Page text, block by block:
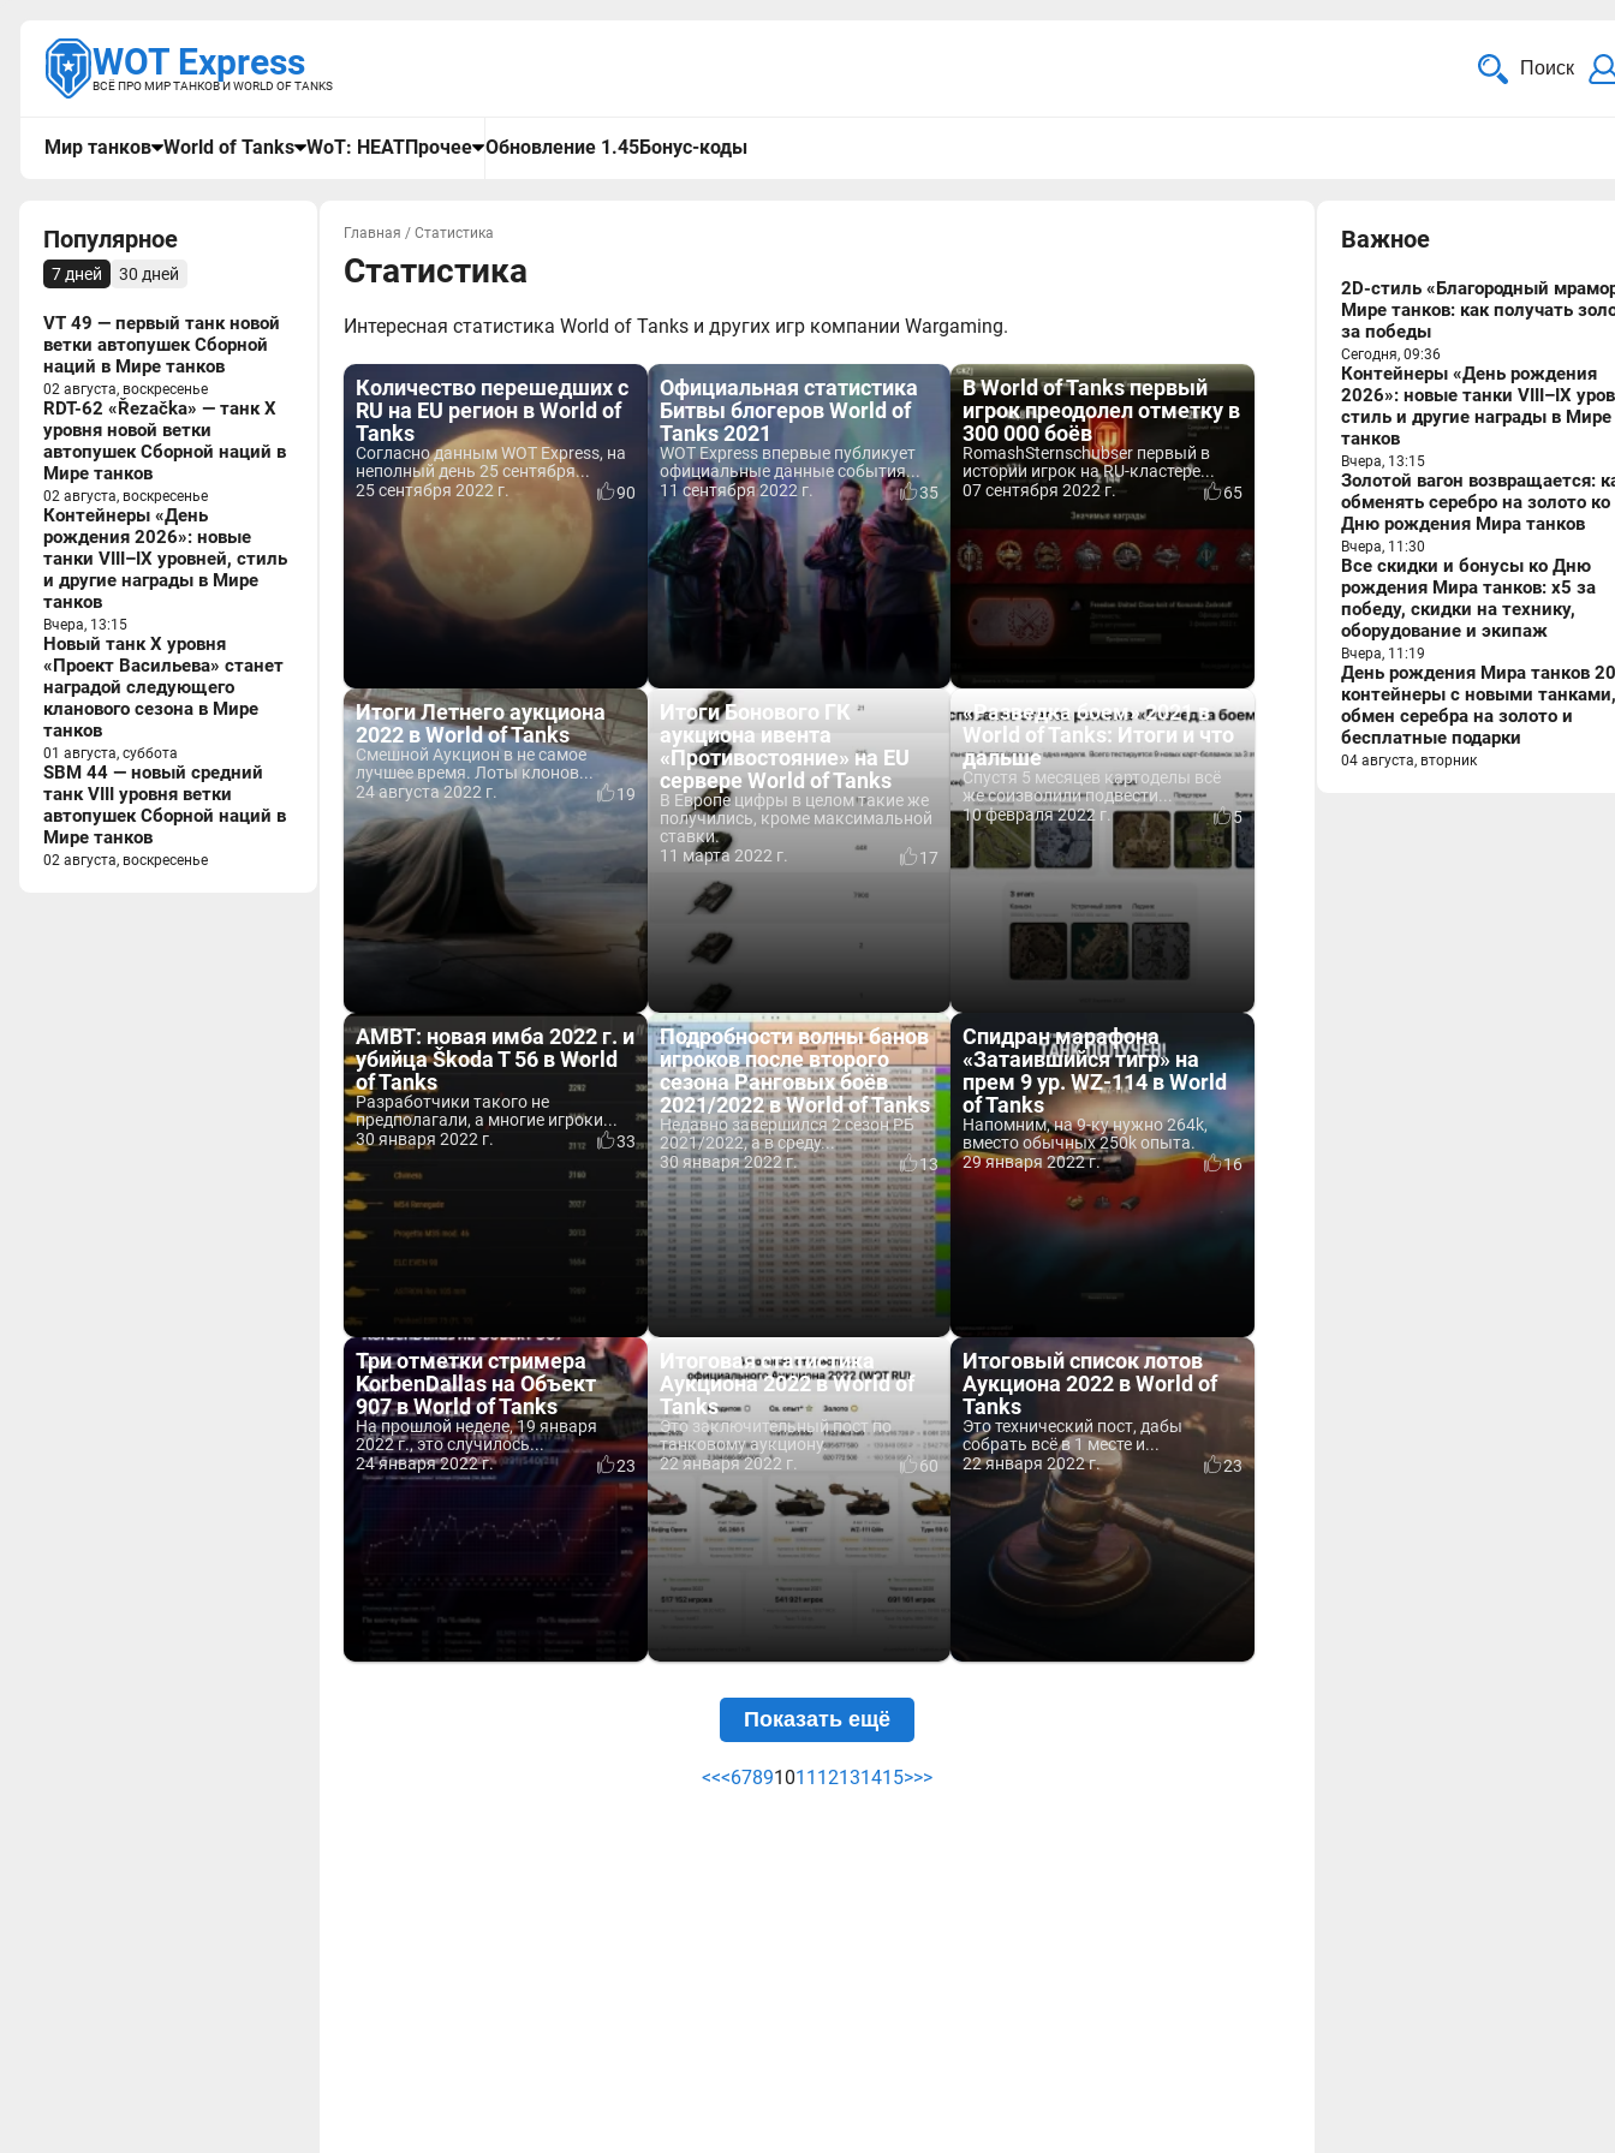
WOT Express
ВСЁ ПРО МИР ТАНКОВ И WORLD OF TANKS
Поиск
Мир танков World of Tanks WoT: HEATПрочее Обновление 1.45Бонус-коды
Популярное
7 дней 30 дней
VT 49 — первый танк новой
ветки автопушек Сборной
наций в Мире танков
02 августа, воскресенье
RDT-62 «Řezačka» — танк X
уровня новой ветки
автопушек Сборной наций в
Мире танков
02 августа, воскресенье
Контейнеры «День
рождения 2026»: новые
танки VIII–IX уровней, стиль
и другие награды в Мире
танков
Вчера, 13:15
Новый танк X уровня
«Проект Васильева» станет
наградой следующего
кланового сезона в Мире
танков
01 августа, суббота
SBM 44 — новый средний
танк VIII уровня ветки
автопушек Сборной наций в
Мире танков
02 августа, воскресенье
Главная / Статистика
Статистика
Интересная статистика World of Tanks и других игр компании Wargaming.
Количество перешедших с
RU на EU регион в World of
Tanks
Согласно данным WOT Express, на
неполный день 25 сентября...
25 сентября 2022 г.
90
Официальная статистика
Битвы блогеров World of
Tanks 2021
WOT Express впервые публикует
официальные данные события...
11 сентября 2022 г.
35
В World of Tanks первый
игрок преодолел отметку в
300 000 боёв
RomashSternschubser первый в
истории игрок на RU-кластере...
07 сентября 2022 г.
65
Итоги Летнего аукциона
2022 в World of Tanks
Смешной Аукцион в не самое
лучшее время. Лоты клонов...
24 августа 2022 г.
19
Итоги Бонового ГК
аукциона ивента
«Противостояние» на EU
сервере World of Tanks
В Европе цифры в целом такие же
получились, кроме максимальной
ставки.
11 марта 2022 г.
17
«Разведка боем» 2021 в
World of Tanks: Итоги и что
дальше
Спустя 5 месяцев картоделы всё
же соизволили подвести...
10 февраля 2022 г.
5
AMBT: новая имба 2022 г. и
убийца Škoda T 56 в World
of Tanks
Разработчики такого не
предполагали, а многие игроки...
30 января 2022 г.
33
Подробности волны банов
игроков после второго
сезона Ранговых боёв
2021/2022 в World of Tanks
Недавно завершился 2 сезон РБ
2021/2022, а в среду...
30 января 2022 г.
13
Спидран марафона
«Затаившийся тигр» на
прем 9 ур. WZ-114 в World
of Tanks
Напомним, на 9-ку нужно 264k,
вместо обычных 250k опыта.
29 января 2022 г.
16
Три отметки стримера
KorbenDallas на Объект
907 в World of Tanks
На прошлой неделе, 19 января
2022 г., это случилось...
24 января 2022 г.
23
Итоговая статистика
Аукциона 2022 в World of
Tanks
Это заключительный пост по
танковому аукциону.
22 января 2022 г.
60
Итоговый список лотов
Аукциона 2022 в World of
Tanks
Это технический пост, дабы
собрать всё в 1 месте и...
22 января 2022 г.
23
Показать ещё
<<<67891011 12131415>>>
Важное
2D-стиль «Благородный
Мире танков: как получать
за победы
Сегодня, 09:36
Контейнеры «День рождения
2026»: новые танки VIII–IX
стиль и другие награды в Мире
танков
Вчера, 13:15
Золотой вагон возвращается:
обменять серебро на золото ко
Дню рождения Мира танков
Вчера, 11:30
Все скидки и бонусы ко Дню
рождения Мира танков: x5 за
победу, скидки на технику,
оборудование и экипаж
Вчера, 11:19
День рождения Мира танков
контейнеры с новыми танками,
обмен серебра на золото и
бесплатные подарки
04 августа, вторник